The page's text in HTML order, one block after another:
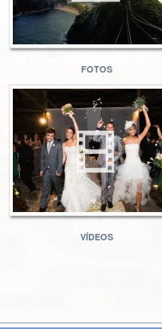
FOTOS
VÍDEOS